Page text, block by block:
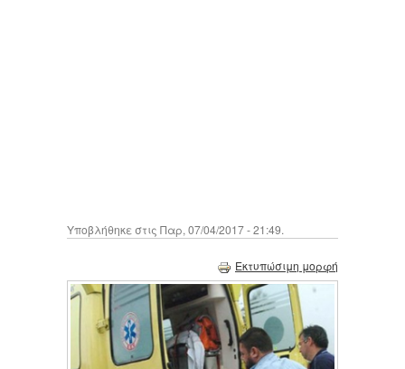
Υποβλήθηκε στις Παρ, 07/04/2017 - 21:49.
Εκτυπώσιμη μορφή